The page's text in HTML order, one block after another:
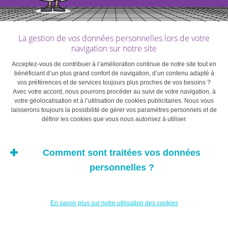
plan d’investissement sans accorder une importance
l’explique l’expert, la dynamique des intérêts composés
comporte trois dimensions: le capital, le rendement et le
temps. «Tout le monde peut apporter du capital et je fais
toujours remarquer à mes interlocuteurs que le temps
travaille en principe pour eux, tant que les rendements
sont positifs. Chaque jour qui passe produit des
intérêts», explique Olivier Goemans. Reste la question
placements financiers peut probablement être qualifiée
la situation économique. Il est certes possible d’estimer
nombreuses possibilités et hypothèses, mais sans
La gestion de vos données personnelles lors de votre
navigation sur notre site
Acceptez-vous de contribuer à l’amélioration continue de notre site tout en
bénéficiant d’un plus grand confort de navigation, d’un contenu adapté à
vos préférences et de services toujours plus proches de vos besoins ?
Avec votre accord, nous pourrons procéder au suivi de votre navigation, à
votre géolocalisation et à l’utilisation de cookies publicitaires. Nous vous
laisserons toujours la possibilité de gérer vos paramètres personnels et de
définir les cookies que vous nous autorisez à utiliser.
Comment sont traitées vos données
personnelles ?
En savoir plus sur notre utilisation des cookies